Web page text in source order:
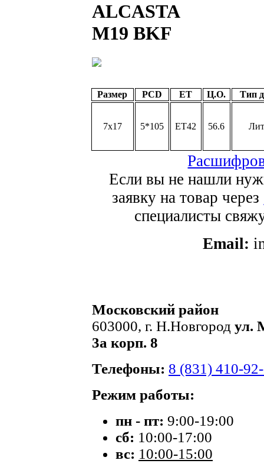
ALCASTA
M19 BKF
Размер PCD ET Ц.О. Тип
7x17 5*105 ET42 56.6
Если вы не нашли
заявку на товар через
специалисты
Email:
Московский район
603000, г. Н.Новгород ул.
3а корп. 8
Телефоны: 8 (831) 410-
Режим работы:
пн - пт: 9:00-19:00
сб: 10:00-17:00
вс: 10:00-15:00